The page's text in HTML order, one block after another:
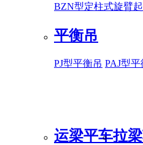
BZN型定柱式旋臂
平衡吊
PJ型平衡吊 PAJ型平
运梁平车拉